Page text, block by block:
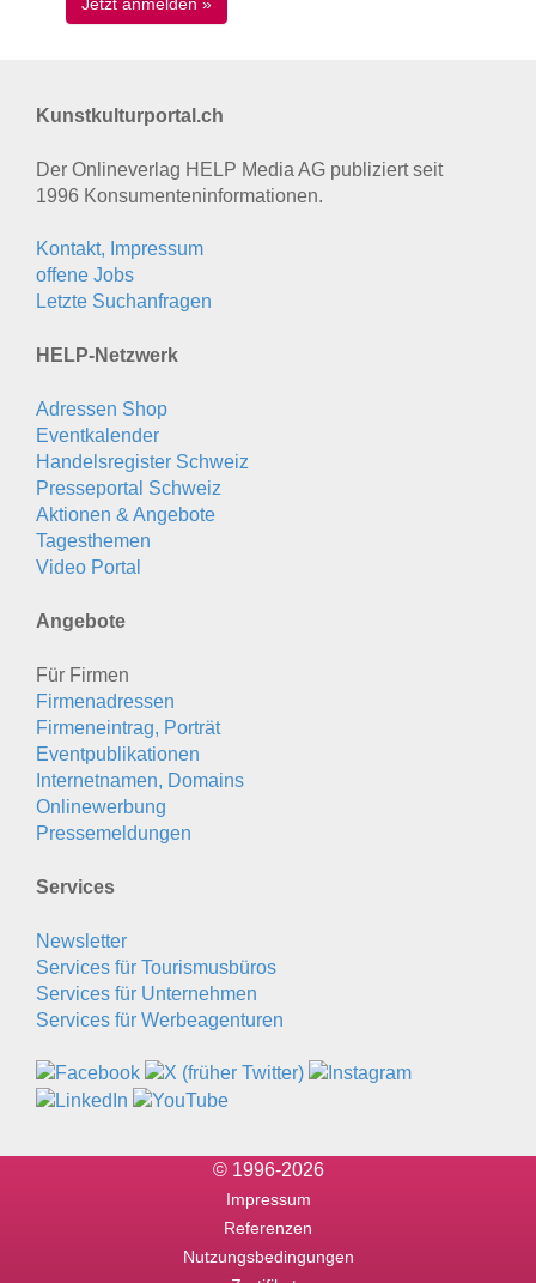
Kunstkulturportal.ch
Der Onlineverlag HELP Media AG publiziert seit
1996 Konsumenten­informationen.
Kontakt, Impressum
offene Jobs
Letzte Suchanfragen
HELP-Netzwerk
Adressen Shop
Eventkalender
Handelsregister Schweiz
Presseportal Schweiz
Aktionen & Angebote
Tagesthemen
Video Portal
Angebote
Für Firmen
Firmenadressen
Firmeneintrag, Porträt
Eventpublikationen
Internetnamen, Domains
Onlinewerbung
Pressemeldungen
Services
Newsletter
Services für Tourismusbüros
Services für Unternehmen
Services für Werbeagenturen
© 1996-2026
Impressum
Referenzen
Nutzungsbedingungen